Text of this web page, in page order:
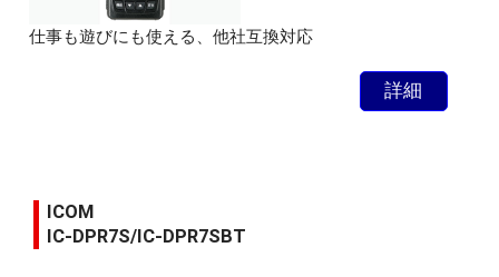
仕事も遊びにも使える、他社互換対応
詳細
ICOM
IC-DPR7S/IC-DPR7SBT